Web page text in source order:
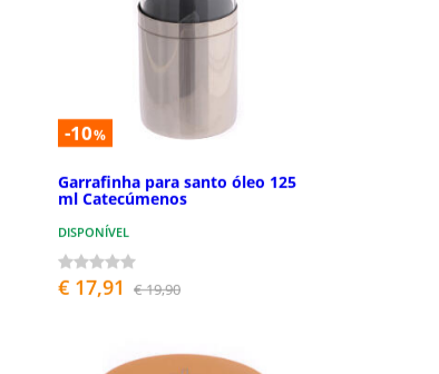
-10%
Garrafinha para santo óleo 125
ml Catecúmenos
DISPONÍVEL
€ 17,91 € 19,90